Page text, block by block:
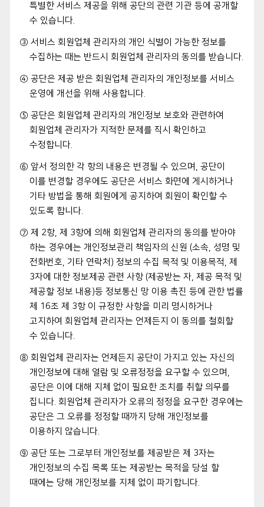
특별한 서비스 제공을 위해 공단의 관련 기관 등에 공개할
수 있습니다.
③ 서비스 회원업체 관리자의 개인 식별이 가능한 정보를
수집하는 때는 반드시 회원업체 관리자의 동의를 받습니다.
④ 공단은 제공 받은 회원업체 관리자의 개인정보를 서비스
운영에 개선을 위해 사용합니다.
⑤ 공단은 회원업체 관리자의 개인정보 보호와 관련하여
회원업체 관리자가 지적한 문제를 직시 확인하고
수정합니다.
⑥ 앞서 정의한 각 항의 내용은 변경될 수 있으며, 공단이
이를 변경할 경우에도 공단은 서비스 화면에 게시하거나
기타 방법을 통해 회원에게 공지하여 회원이 확인할 수
있도록 합니다.
⑦ 제 2항, 제 3항에 의해 회원업체 관리자의 동의를 받아야
하는 경우에는 개인정보관리 책임자의 신원 (소속, 성명 및
전화번호, 기타 연락처) 정보의 수집 목적 및 이용목적, 제
3자에 대한 정보제공 관련 사항 (제공받는 자, 제공 목적 및
제공할 정보 내용)등 정보통신 망 이용 촉진 등에 관한 법률
제 16조 제 3항 이 규정한 사항을 미리 명시하거나
고지하여 회원업체 관리자는 언제든지 이 동의를 철회할
수 있습니다.
⑧ 회원업체 관리자는 언제든지 공단이 가지고 있는 자신의
개인정보에 대해 열람 및 오류정정을 요구할 수 있으며,
공단은 이에 대해 지체 없이 필요한 조치를 취할 의무를
집니다. 회원업체 관리자가 오류의 정정을 요구한 경우에는
공단은 그 오류를 정정할 때까지 당해 개인정보를
이용하지 않습니다.
⑨ 공단 또는 그로부터 개인정보를 제공받은 제 3자는
개인정보의 수집 목록 또는 제공받는 목적을 당설 할
때에는 당해 개인정보를 지체 없이 파기합니다.